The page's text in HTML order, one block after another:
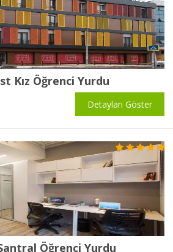
Kız Öğrenci Yurdu
Detayları Göster
Öğrenci Yurdu